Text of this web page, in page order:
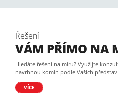
Řešení
VÁM PŘÍMO NA
Hledáte řešení na míru? Využijte
navrhnou komín podle Vašich
VÍCE